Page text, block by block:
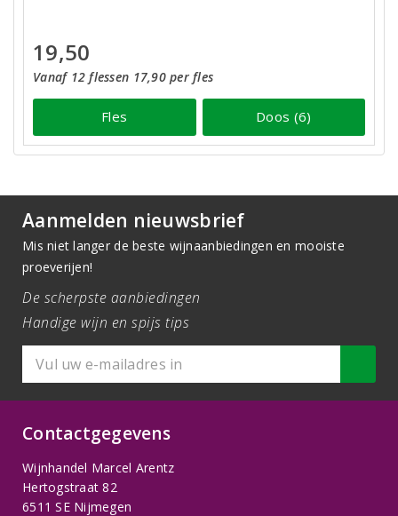
19,50
Vanaf 12 flessen 17,90 per fles
Fles Doos (6)
Aanmelden nieuwsbrief
Mis niet langer de beste wijnaanbiedingen en mooiste
proeverijen!
De scherpste aanbiedingen
Handige wijn en spijs tips
Contactgegevens
Wijnhandel Marcel Arentz
Hertogstraat 82
6511 SE Nijmegen